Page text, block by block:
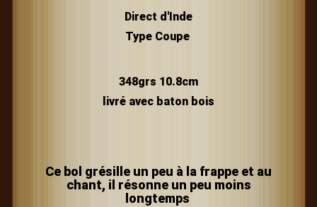
Direct d'Inde
Type Coupe
348grs 10.8cm
livré avec baton bois
Ce bol grésille un peu à la frappe et au
chant, il résonne un peu moins
longtemps